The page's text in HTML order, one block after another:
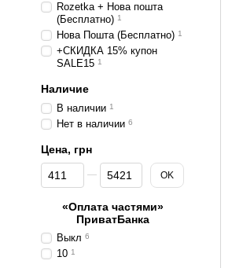
Rozetka + Нова пошта
(Бесплатно) 1
Нова Пошта (Бесплатно) 1
+СКИДКА 15% купон
SALE15 1
Наличие
В наличии 1
Нет в наличии 6
Цена, грн
От Цена, грн
До Цена, грн OK
«Оплата частями»
ПриватБанка
Выкл 6
10 1